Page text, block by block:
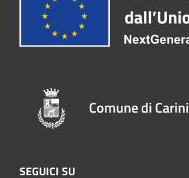
Comune di Carini
SEGUICI SU